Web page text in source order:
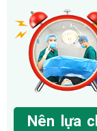
Nên lựa